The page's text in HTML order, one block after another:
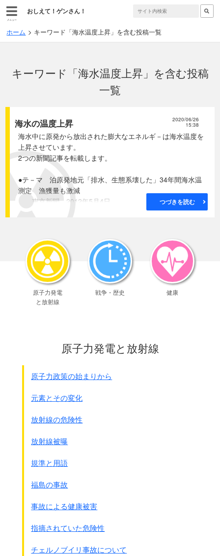
メニュー
おしえて！ゲンさん！
ホーム キーワード「海水温度上昇」を含む投稿一覧
キーワード「海水温度上昇」を含む投稿
一覧
海水の温度上昇 2020/06/26
15:38
海水中に原発から放出された膨大なエネルギ－は海水温度を
上昇させています。
2つの新聞記事を転載します。
●テ－マ 泊原発地元「排水、生態系壊した」34年間海水温
測定 漁獲量も激減
東京新聞 2012年5月4日
国内の原発でただ1基運転中で、5日に停止する北海道電力
ん（59）は原発から流れ出る温排水を監視しようと、
1978年から34年間、ほぼ毎日、近くの波止場で海水の温
度を測り続けてきた。
長年積み上げたデ－タを基に「原発は環境破壊につなが
る」。
原発ゼロには「まだスタ－ト地点」と表情を緩めない。
｢年間の平均水温は、自然変動を差し引いても、30年で0.3
岩内港を代表する海産物、スケトウダラの漁獲量は今や最
盛期の1割以下に。
ほどに減った。
した｣と言い切る。
本で読んだ｢原発は産業を奪い、地域を壊す｣との言葉に衝
そのころ、泊村で原発の誘致が進んでいた。
た。
考えた。
上司からは｢公務員らしくしろ｣と叱られた。
た。
つづきを読む
原子力発電
と放射線
戦争・歴史 健康
原子力発電と放射線
原子力政策の始まりから
元素とその変化
放射線の危険性
放射線被曝
規準と用語
福島の事故
事故による健康被害
指摘されていた危険性
チェルノブイリ事故について